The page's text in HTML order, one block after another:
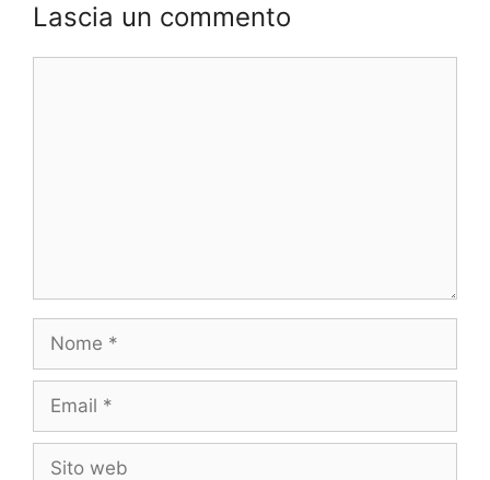
Lascia un commento
Nome
Email
Sito